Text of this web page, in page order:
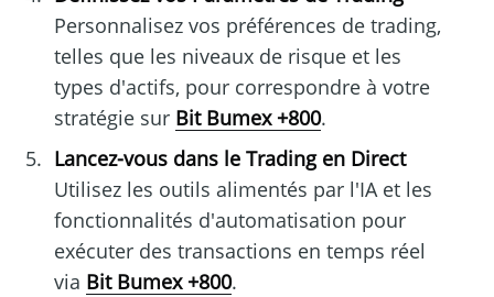
Personnalisez vos préférences de trading,
telles que les niveaux de risque et les
types d'actifs, pour correspondre à votre
stratégie sur Bit Bumex +800.
Lancez-vous dans le Trading en Direct
Utilisez les outils alimentés par l'IA et les
fonctionnalités d'automatisation pour
exécuter des transactions en temps réel
via Bit Bumex +800.